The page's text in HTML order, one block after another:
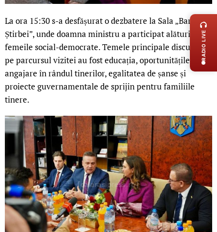
La ora 15:30 s-a desfășurat o dezbatere la Sala „Barbu
Știrbei”, unde doamna ministru a participat alături de
femeile social-democrate. Temele principale discutate
pe parcursul vizitei au fost educația, oportunitățile de
angajare în rândul tinerilor, egalitatea de șanse și
proiecte guvernamentale de sprijin pentru familiile
tinere.
LIVE
RADIO LIVE